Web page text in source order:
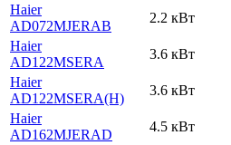
Haier
AD072MJERAB
2.2 кВт
Haier
AD122MSERA
3.6 кВт
Haier
AD122MSERA(H)
3.6 кВт
Haier
AD162MJERAD
4.5 кВт